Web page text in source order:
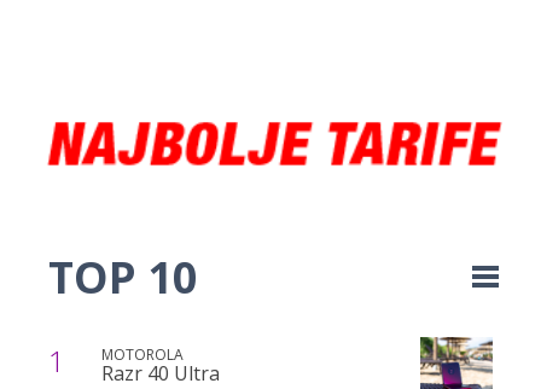
TOP 10
1 MOTOROLA
Razr 40 Ultra